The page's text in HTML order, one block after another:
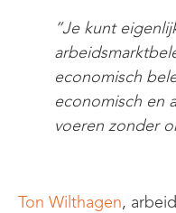
”Je kunt
economisch
economisch en
voeren zonder
Ton Wilthagen,